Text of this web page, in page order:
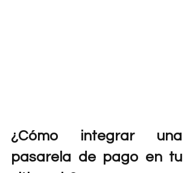
¿Cómo integrar una
pasarela de pago en tu